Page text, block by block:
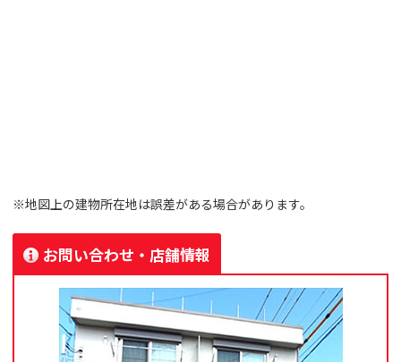
※地図上の建物所在地は誤差がある場合があります。
お問い合わせ・店舗情報